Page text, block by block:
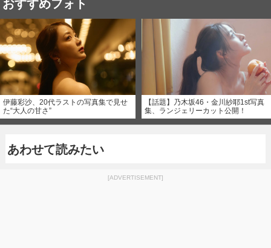
おすすめフォト
伊藤彩沙、20代ラストの写真集で見せ
た“大人の甘さ”
【話題】乃木坂46・金川紗耶1st写真
集、ランジェリーカット公開！
あわせて読みたい
[ADVERTISEMENT]